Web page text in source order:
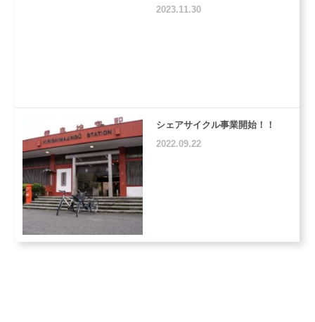
2023.11.30
シェアサイクル事業開始！！
2022.09.22